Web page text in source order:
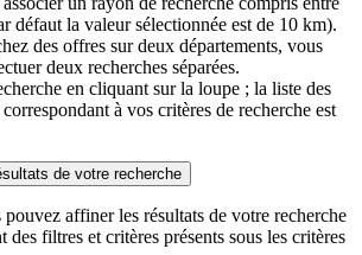
défaut la valeur sélectionnée est de 10 km).
des offres sur deux départements, vous
deux recherches séparées.
en cliquant sur la loupe ; la liste des
à vos critères de recherche est
de votre recherche
affiner les résultats de votre recherche
des filtres et critères présents sous les critères